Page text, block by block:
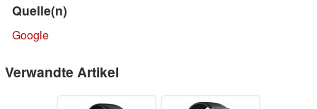
Quelle(n)
Google
Verwandte Artikel